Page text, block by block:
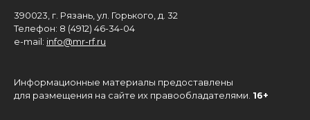
390023, г. Рязань, ул. Горького, д. 32
Телефон: 8 (4912) 46-34-04
e-mail: info@mr-rf.ru
Информационные материалы предоставлены
для размещения на сайте их правообладателями. 16+